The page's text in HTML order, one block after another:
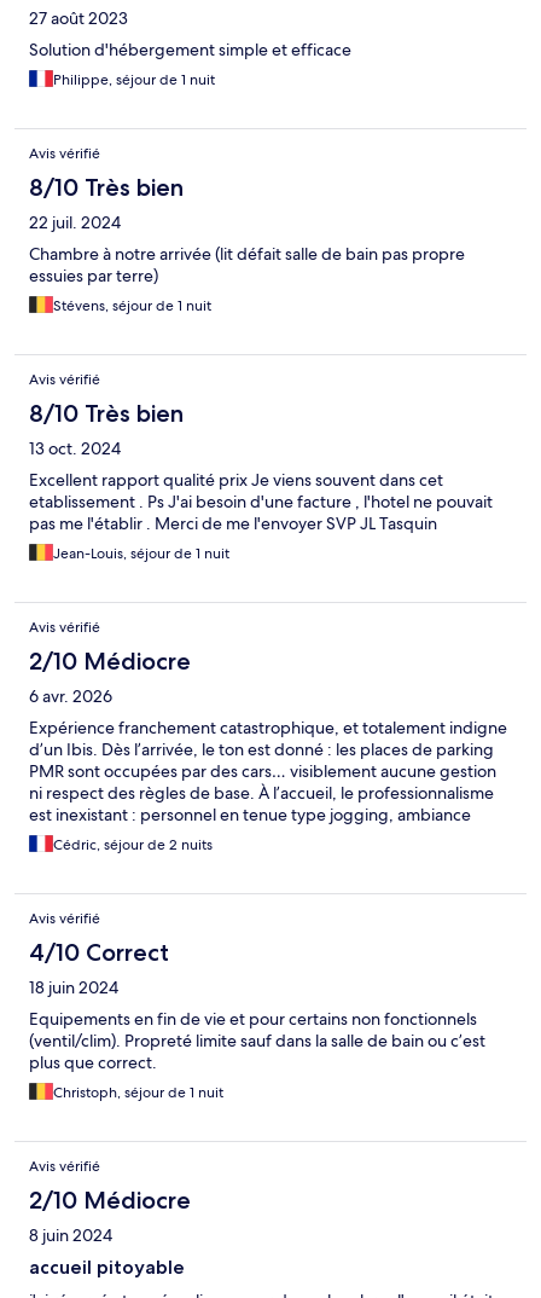
27 août 2023
Solution d'hébergement simple et efficace
Philippe, séjour de 1 nuit
Avis vérifié
8/10 Très bien
22 juil. 2024
Chambre à notre arrivée (lit défait salle de bain pas propre
essuies par terre)
Stévens, séjour de 1 nuit
Avis vérifié
8/10 Très bien
13 oct. 2024
Excellent rapport qualité prix Je viens souvent dans cet
etablissement . Ps J'ai besoin d'une facture , l'hotel ne pouvait
pas me l'établir . Merci de me l'envoyer SVP JL Tasquin
Jean-Louis, séjour de 1 nuit
Avis vérifié
2/10 Médiocre
6 avr. 2026
Expérience franchement catastrophique, et totalement indigne
d’un Ibis. Dès l’arrivée, le ton est donné : les places de parking
PMR sont occupées par des cars… visiblement aucune gestion
ni respect des règles de base. À l’accueil, le professionnalisme
est inexistant : personnel en tenue type jogging, ambiance
négligée, on se demande clairement où on met les pieds. La
chambre est une véritable déception : minuscule (j’ai vu des Ibis
totalement inadmissible. La salle de bain est à peine utilisable :
extrêmement petite et surtout très sale. Clairement, le ménage
laisse à désirer. Le petit-déjeuner ne relève pas le niveau :
personnel désagréable, aucune attention pour les clients. On a
vraiment l’impression de déranger. Seul point positif : la literie,
correcte. Heureusement. Mais cela ne suffit absolument pas à
compenser le reste. Pour résumer : cet établissement ne
correspond en rien aux standards d’un Ibis “rouge”. C’est même
difficile de comprendre comment il peut encore porter cette
enseigne. À fuir sans hésitation.
Cédric, séjour de 2 nuits
Avis vérifié
4/10 Correct
18 juin 2024
Equipements en fin de vie et pour certains non fonctionnels
(ventil/clim). Propreté limite sauf dans la salle de bain ou c’est
plus que correct.
Christoph, séjour de 1 nuit
Avis vérifié
2/10 Médiocre
8 juin 2024
accueil pitoyable